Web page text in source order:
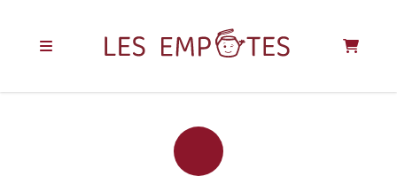
COMMUNAUTÉ